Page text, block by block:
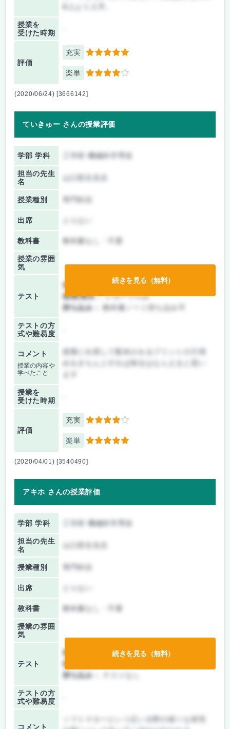
授業を
受けた時期
評価
充実 5
楽単 4
(2020/06/24) [3666142]
ていきゅー さんの授業評価
学部 学科 工学府 機械科学専攻
担当の先生
名
授業種別
出席
教科書 教科書なし・不要
授業の雰囲
気
テスト
前期/中間：
レポートのみ
後期/期末：レポートのみ
持ち込み：
教科書ノート持ち込み可
テストの方
式や難易度
コメント
授業の内容や
学べたこと
授業を
受けた時期
評価
充実 4
楽単 5
続きを見る（無料）
(2020/04/01) [3540490]
アキホ さんの授業評価
学部 学科 工学府 機械科学専攻
担当の先生
名
授業種別
出席
教科書 教科書なし・不要
授業の雰囲
気
テスト
前期/中間：
レポートのみ
後期/期末：
持ち込み：
テストの方
式や難易度
コメント
続きを見る（無料）